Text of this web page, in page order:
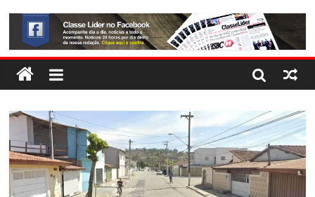
ALTERNATIVAS
LORENA, PINDAMONHANGABA E QUELUZ NA RETA FINAL
PELA FÁBRICA DA COCA-COLA!